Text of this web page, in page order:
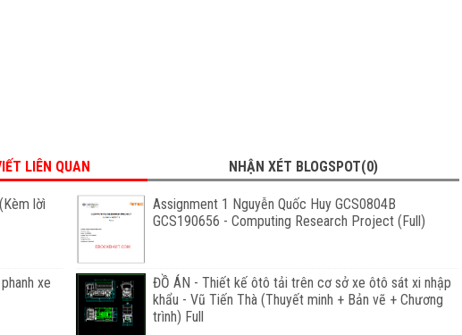
LIÊN QUAN NHẬN XÉT BLOGSPOT(0)
lờì
Assignment 1 Nguyễn Quốc Huy GCS0804B
GCS190656 - Computing Research Project (Full)
xe
ĐỒ ÁN - Thiết kế ôtô tải trên cơ sở xe ôtô sát xi nhập
khẩu - Vũ Tiến Thà (Thuyết minh + Bản vẽ + Chương
trình) Full